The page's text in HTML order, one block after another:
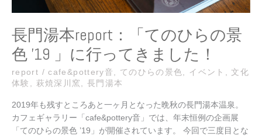
長門湯本report：「てのひらの景
色 ’19 」に行ってきました！
report /cafe&pottery音 , てのひらの景色, イベント , 文化
体験 , 萩焼深川窯 ,長門湯本
2019年も残すところあと一ヶ月となった晩秋の長門湯本温泉。
カフェギャラリー「cafe&pottery音」では、年末恒例の企画展
「てのひらの景色 ’19」が開催されています。 今回で三度目とな
’19
」
に
行
て
ま
し
た！